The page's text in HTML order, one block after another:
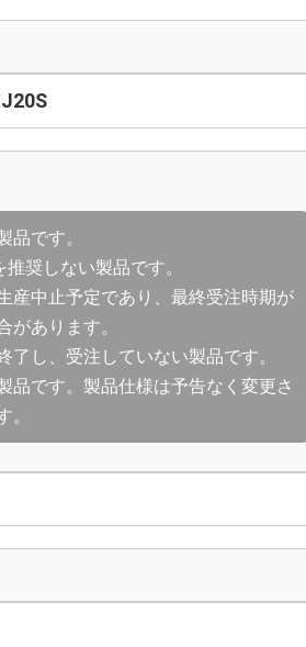
品です。
奨しない製品です。
産中止予定であり、最終受注時期が
があります。
了し、受注していない製品です。
品です。製品仕様は予告なく変更さ
。